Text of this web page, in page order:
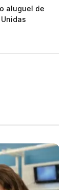
aluguel de